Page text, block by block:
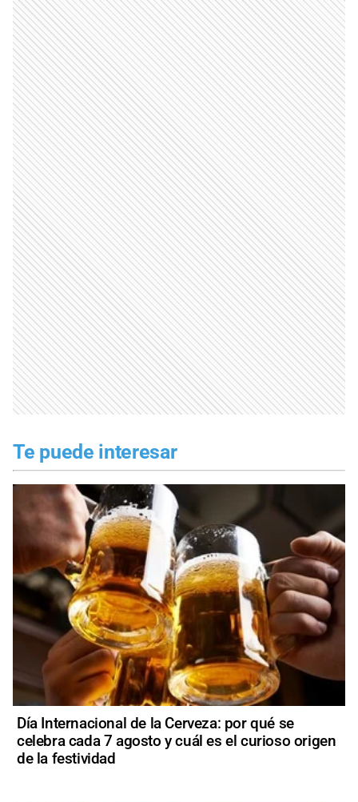
Te puede interesar
Día Internacional de la Cerveza: por qué se
celebra cada 7 agosto y cuál es el curioso origen
de la festividad